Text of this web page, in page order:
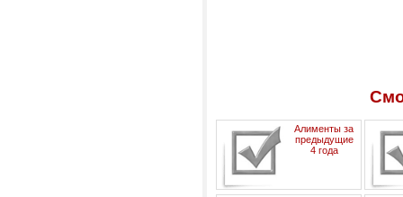
Алименты за
предыдущие
4 года